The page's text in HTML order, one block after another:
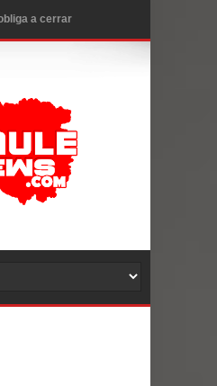
a cerrar
Talca tras caída de
de carpas
a la Plaza de Armas de
inicio de la Fiesta del
reúne a 13